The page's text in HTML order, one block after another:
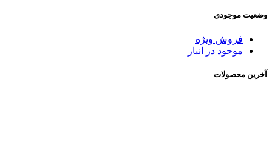
وضعیت موجودی
فروش ویژه
موجود در انبار
آخرین محصولات